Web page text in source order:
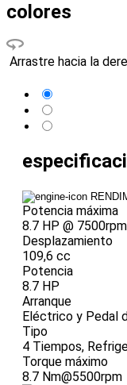
colores
Arrastre hacia la
Potencia máxima
8.7 HP @ 7500rpm
Desplazamiento
109,6 cc
Potencia
8.7 HP
Arranque
Eléctrico y Pedal
Tipo
4 Tiempos,
Torque máximo
8.7 Nm@5500rpm